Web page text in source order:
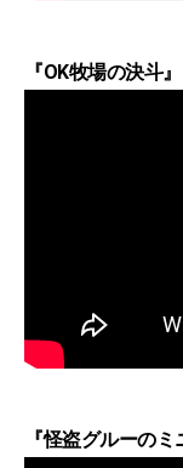
『OK牧場の決斗
『怪盗グルーの